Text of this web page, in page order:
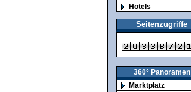
Hotels
Seitenzugriffe
360° Panoramen
Marktplatz